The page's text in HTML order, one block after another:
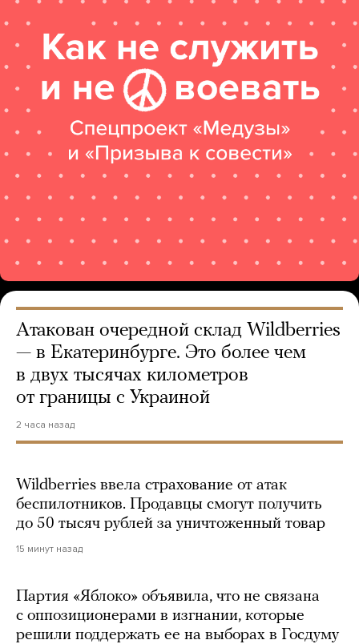
Атакован очередной склад Wildberries
— в Екатеринбурге. Это более чем
в двух тысячах километров
от границы с Украиной
2 часа назад
Wildberries ввела страхование от атак
беспилотников. Продавцы смогут получить
до 50 тысяч рублей за уничтоженный товар
15 минут назад
Партия «Яблоко» объявила, что не связана
с оппозиционерами в изгнании, которые
решили поддержать ее на выборах в Госдуму